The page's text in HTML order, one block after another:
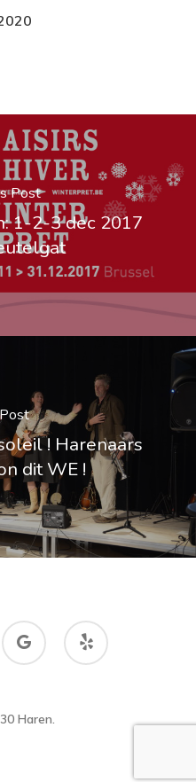
Post
1-2-3 dec 2017
! Harenaars
dit WE !
google-
plus
yelp
Haren.